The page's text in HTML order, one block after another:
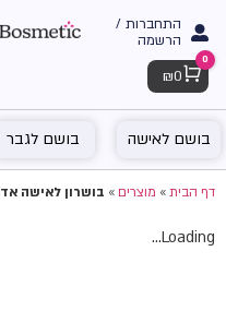
התחברות /
הרשמה
Cart
0
₪ 0
בושם לאישה בושם לגבר
דף הבית»מוצרים»בושרון לאישה אדפ 100מל
Loading...